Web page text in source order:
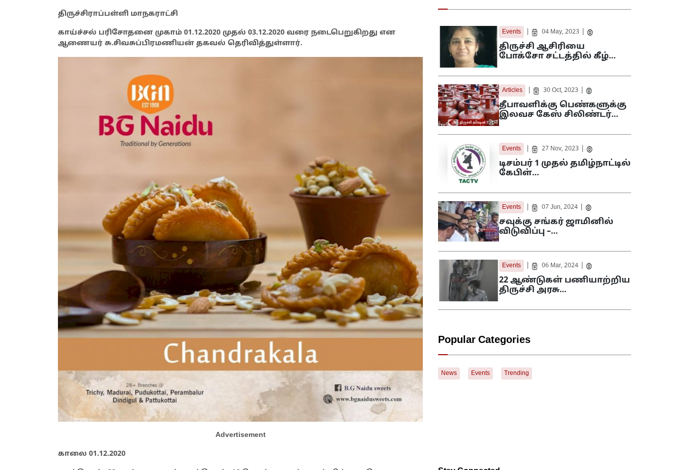
திருச்சிராப்பள்ளி மாநகராட்சி
காய்ச்சல் பரிசோதனை முகாம் 01.12.2020 முதல் 03.12.2020 வரை நடைபெறுகிறது என
ஆணையர் சு.சிவசுப்பிரமணியன் தகவல் தெரிவித்துள்ளார்.
Advertisement
காலை 01.12.2020
Events 04 May, 2023
திருச்சி ஆசிரியை
போக்சோ சட்டத்தில் கீழ்…
Articles 30 Oct, 2023
தீபாவளிக்கு பெண்களுக்கு
இலவச கேஸ் சிலிண்டர்…
Events 27 Nov, 2023
டிசம்பர் 1 முதல் தமிழ்நாட்டில்
கேபிள்…
Events 07 Jun, 2024
சவுக்கு சங்கர் ஜாமினில்
விடுவிப்பு –…
Events 06 Mar, 2024
22 ஆண்டுகள் பணியாற்றிய
திருச்சி அரசு…
Popular Categories
News Events Trending